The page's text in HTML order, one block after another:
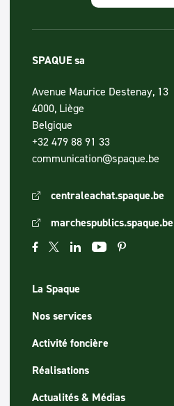
SPAQUE sa
Avenue Maurice Destenay, 13
4000, Liège
Belgique
+32 479 88 91 33
communication@spaque.be
centraleachat.spaque.be
marchespublics.spaque.be
La Spaque
Nos services
Activité foncière
Réalisations
Actualités & Médias